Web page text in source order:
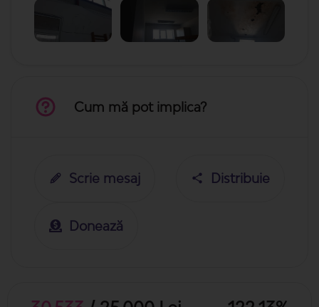
Cum mă pot implica?
Scrie mesaj Distribuie
Donează